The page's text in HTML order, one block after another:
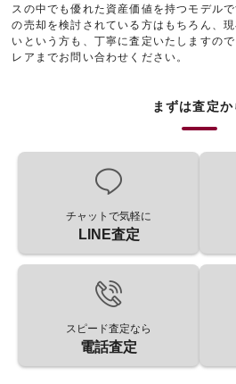
スの中でも優れた資産価値を持つモデル
の売却を検討されている方はもちろん、
いという方も、丁寧に査定いたしますの
レアまでお問い合わせください。
まずは査定か
チャットで気軽に
LINE査定
スピード査定なら
電話査定